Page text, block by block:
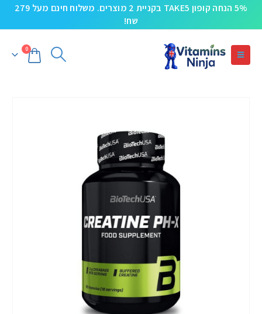
5% הנחה קופון TAKE5 בקניית 2 מוצרים. משלוח חינם מעל 279
שח!
0